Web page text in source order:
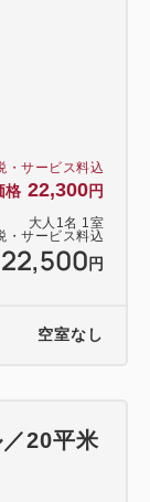
前に冷蔵庫で
となります。
常駐、門限
・サービス料込
格 22,300円
大人 1 名 1 室
・サービス料込
22,500 円
空室なし
／20平米